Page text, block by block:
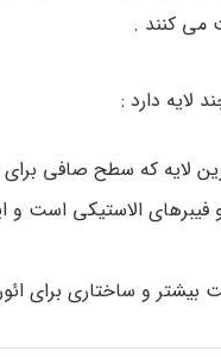
می کنند .
لایه دارد :
لایه که سطح صافی
فیبرهای الاستیکی است
بیشتر و ساختاری برای